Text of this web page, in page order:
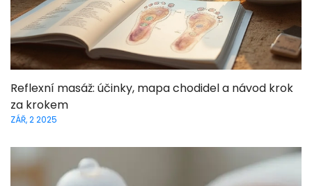
Reflexní masáž: účinky, mapa chodidel a návod krok
za krokem
ZÁŘ, 2 2025